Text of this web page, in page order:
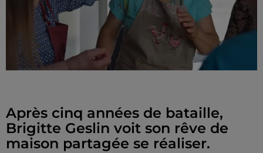
Après cinq années de bataille,
Brigitte Geslin voit son rêve de
maison partagée se réaliser.